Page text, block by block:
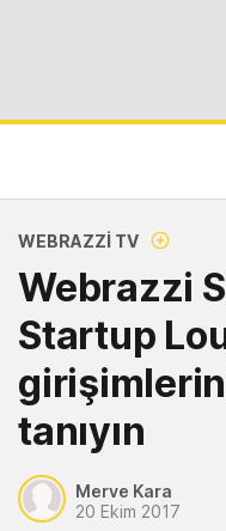
WEBRAZZI TV
Webrazzi
Startup
tanıyın
Merve Kara
20 Ekim 2017